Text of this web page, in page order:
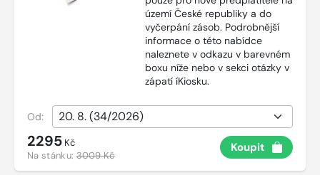
území České republiky a do
vyčerpání zásob. Podrobnější
informace o této nabídce
naleznete v odkazu v barevném
boxu níže nebo v sekci otázky v
zápatí íKiosku.
Od:
2295 Kč
Na stánku:3009 Kč
Koupit